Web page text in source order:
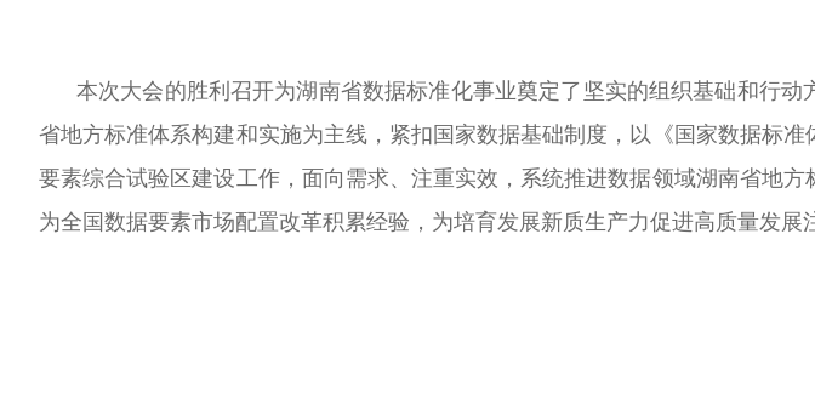
本次大会的胜利召开为湖南省数据标准化事业奠定了坚实的组织基础和行动
省地方标准体系构建和实施为主线，紧扣国家数据基础制度，以《国家数据标
要素综合试验区建设工作，面向需求、注重实效，系统推进数据领域湖南省地方
为全国数据要素市场配置改革积累经验，为培育发展新质生产力促进高质量发展